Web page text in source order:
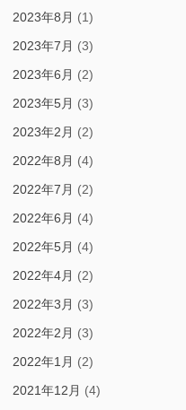
2023年8月 (1)
2023年7月 (3)
2023年6月 (2)
2023年5月 (3)
2023年2月 (2)
2022年8月 (4)
2022年7月 (2)
2022年6月 (4)
2022年5月 (4)
2022年4月 (2)
2022年3月 (3)
2022年2月 (3)
2022年1月 (2)
2021年12月 (4)